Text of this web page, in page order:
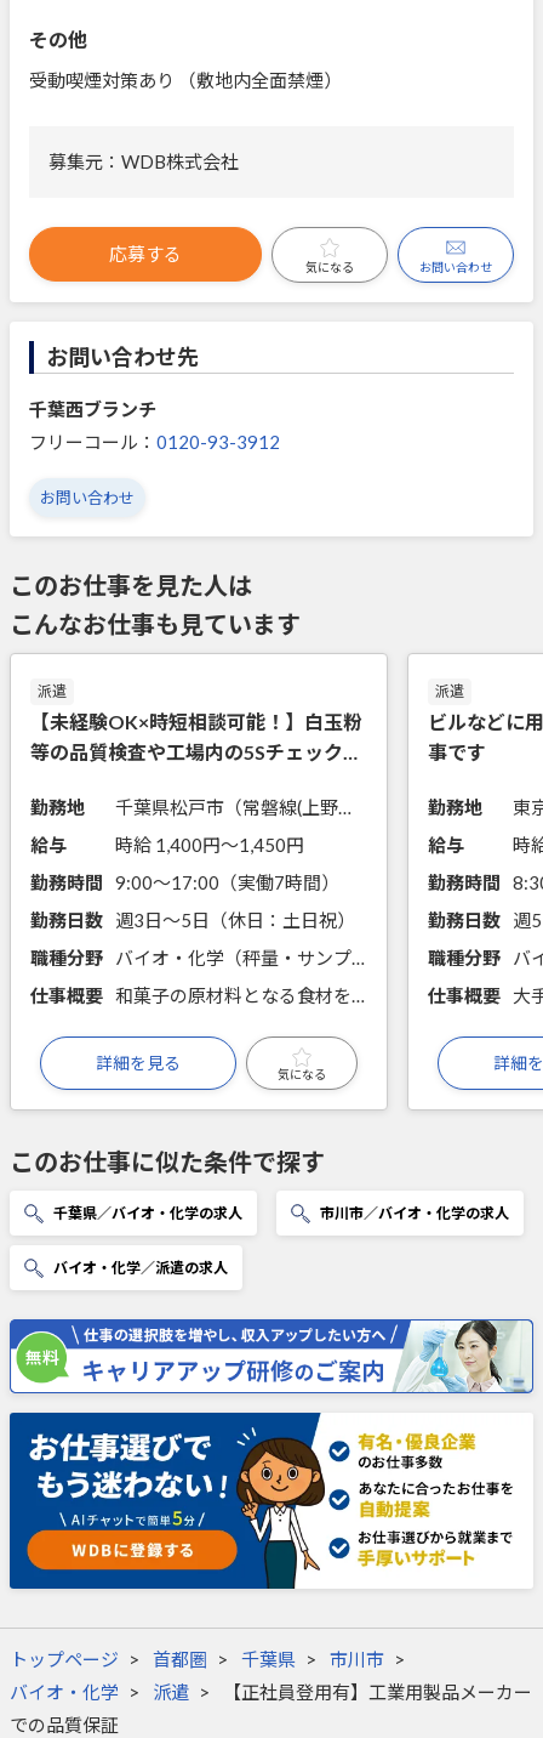
その他
受動喫煙対策あり （敷地内全面禁煙）
募集元：WDB株式会社
応募する
気になる お問い合わせ
お問い合わせ先
千葉西ブランチ
フリーコール： 0120-93-3912
お問い合わせ
このお仕事を見た人は
こんなお仕事も見ています
派遣
【未経験OK×時短相談可能！】白玉粉
等の品質検査や工場内の5Sチェック点
勤務地
千葉県松戸市（常磐線(上野－仙台)松戸駅から徒歩6分）
給与
時給 1,400円〜1,450円
勤務時間
9:00～17:00（実働7時間）
勤務日数
週3日～5日（休日：土日祝）
職種分野
バイオ・化学（秤量・サンプリング・分注、前処理・試薬調製、手分析、食品成分簡易分析(糖度計等)、細胞培養・分取、微生物培養）
仕事概要
和菓子の原材料となる食材を製造している老舗の食品会社です。長く必要とされてきた会社で、未経験からスキルを習得して、品質をチェックする品質管理のお仕事に携わりませんか？
詳細を見る
気になる
派遣
ビルなどに
事です
勤務地
給与
時
勤務時間
勤務日数
週
職種分野
仕事概要
詳細
このお仕事に似た条件で探す
千葉県／バイオ・化学の求人 市川市／バイオ・化学の求人
バイオ・化学／派遣の求人
トップページ 首都圏 千葉県
市川市
バイオ・化学
派遣
【正社員登用有】工業用製品メーカー
での品質保証